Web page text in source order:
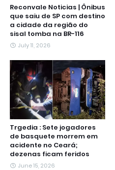
Reconvale Noticias | Ônibus
que saiu de SP com destino
a cidade da região do
sisal tomba na BR-116
July 11, 2026
Trgedia : Sete jogadores
de basquete morrem em
acidente no Ceará;
dezenas ficam feridos
June 15, 2026